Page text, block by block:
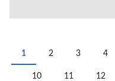
PÁGINAS
1 2 3 4
10 11 12